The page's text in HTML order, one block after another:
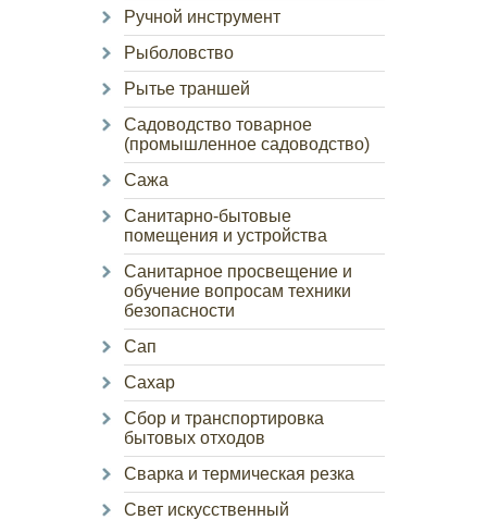
Ручной инструмент
Рыболовство
Рытье траншей
Садоводство товарное
(промышленное садоводство)
Сажа
Санитарно-бытовые
помещения и устройства
Санитарное просвещение и
обучение вопросам техники
безопасности
Сап
Сахар
Сбор и транспортировка
бытовых отходов
Сварка и термическая резка
Свет искусственный